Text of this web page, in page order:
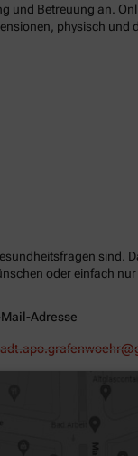
und Betreuung an.
physisch und
sind.
oder einfach
Mail-Adresse